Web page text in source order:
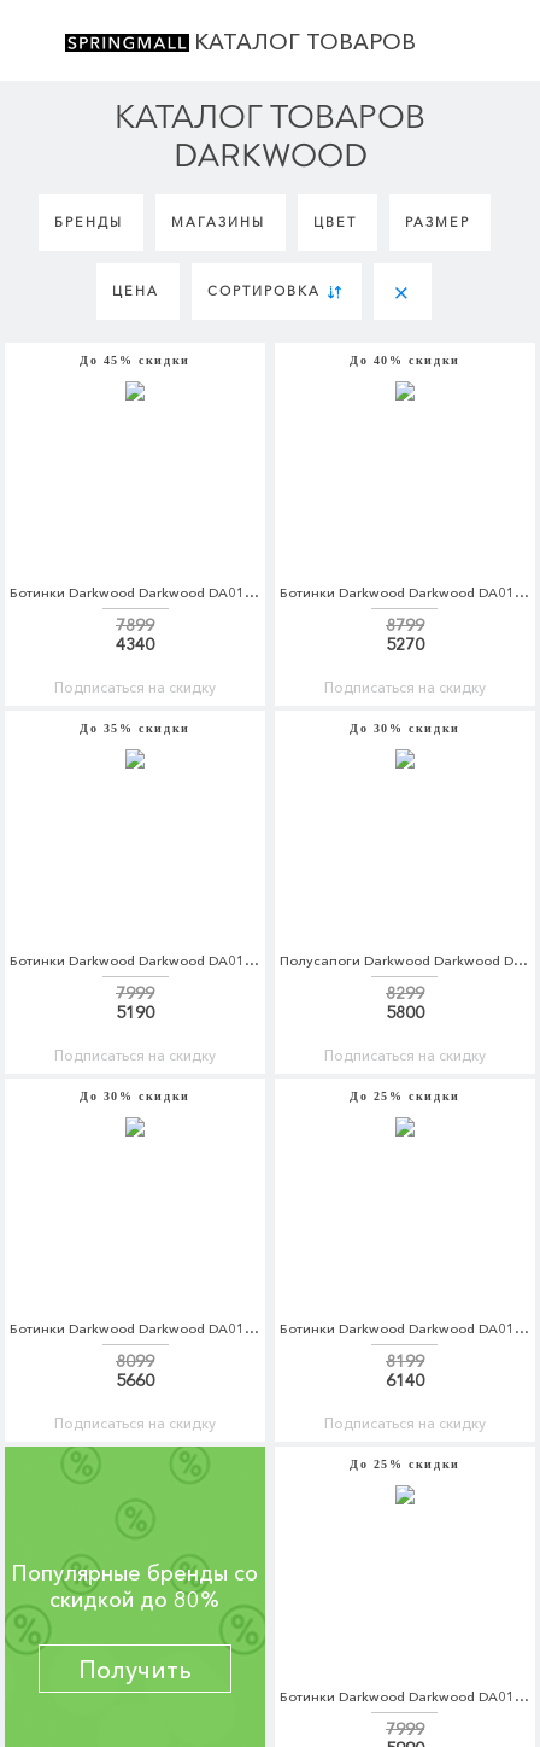
КАТАЛОГ ТОВАРОВ
КАТАЛОГ ТОВАРОВ
DARKWOOD
БРЕНДЫ МАГАЗИНЫ ЦВЕТ РАЗМЕР
ЦЕНА СОРТИРОВКА
До 45% скидки
Ботинки Darkwood Darkwood DA014AWCBGH6
7899
4340
Подписаться на скидку
До 40% скидки
Ботинки Darkwood Darkwood DA014AWCBGK2
8799
5270
Подписаться на скидку
До 35% скидки
Ботинки Darkwood Darkwood DA014AWCBGJ3
7999
5190
Подписаться на скидку
До 30% скидки
Полусапоги Darkwood Darkwood DA014AWCBGI5
8299
5800
Подписаться на скидку
До 30% скидки
Ботинки Darkwood Darkwood DA014AWCBGI8
8099
5660
Подписаться на скидку
До 25% скидки
Ботинки Darkwood Darkwood DA014AWCBGH7
8199
6140
Подписаться на скидку
Популярные бренды со
скидкой до 80%
Получить
До 25% скидки
Ботинки Darkwood Darkwood DA014AWCBGJ0
7999